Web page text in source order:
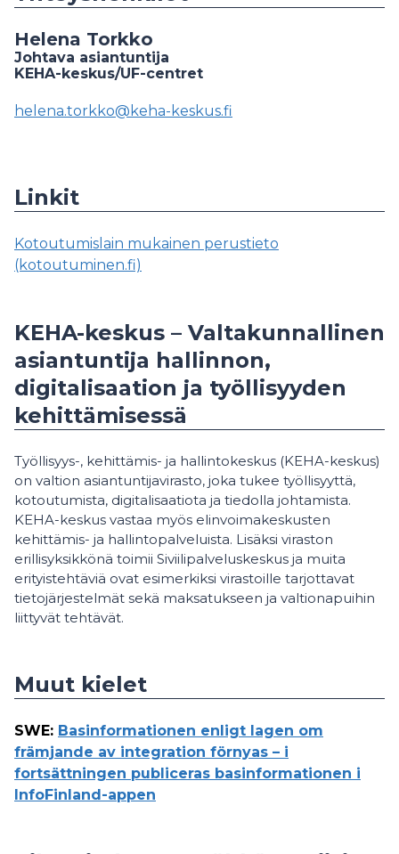
Helena Torkko
Johtava asiantuntija
KEHA-keskus/UF-centret
helena.torkko@keha-keskus.fi
Linkit
Kotoutumislain mukainen perustieto
(kotoutuminen.fi)
KEHA-keskus – Valtakunnallinen
asiantuntija hallinnon,
digitalisaation ja työllisyyden
kehittämisessä
Työllisyys-, kehittämis- ja hallintokeskus (KEHA-keskus)
on valtion asiantuntijavirasto, joka tukee työllisyyttä,
kotoutumista, digitalisaatiota ja tiedolla johtamista.
KEHA-keskus vastaa myös elinvoimakeskusten
kehittämis- ja hallintopalveluista. Lisäksi viraston
erillisyksikkönä toimii Siviilipalveluskeskus ja muita
erityistehtäviä ovat esimerkiksi virastoille tarjottavat
tietojärjestelmät sekä maksatukseen ja valtionapuihin
liittyvät tehtävät.
Muut kielet
SWE: Basinformationen enligt lagen om
främjande av integration förnyas – i
fortsättningen publiceras basinformationen i
InfoFinland-appen